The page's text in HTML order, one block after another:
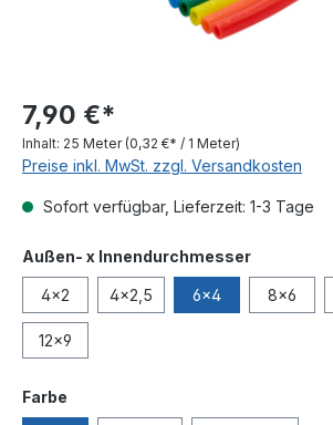
7,90 €*
Inhalt: 25 Meter (0,32 €* / 1 Meter)
Preise inkl. MwSt. zzgl. Versandkosten
Sofort verfügbar, Lieferzeit: 1-3 Tage
Außen- x Innendurchmesserauswählen
4x2 4x2,5 6x4 8x6
12x9
Farbe